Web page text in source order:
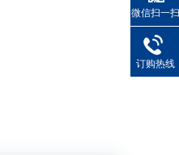
微信扫一扫
订购热线